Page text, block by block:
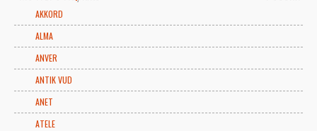
AKKORD
ALMA
ANVER
ANTIK VUD
ANET
ATELE